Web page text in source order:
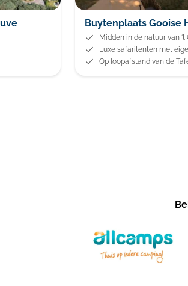
Buytenplaats Gooise
Midden in de natuur van ‘t
Luxe safaritenten met
Op loopafstand van de